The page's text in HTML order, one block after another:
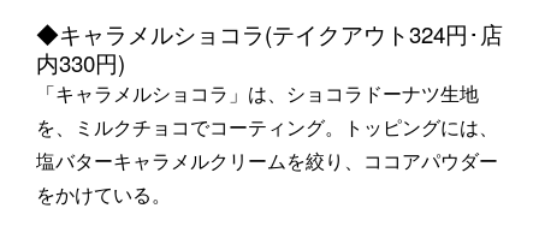
◆キャラメルショコラ(テイクアウト324円･店
内330円)
「キャラメルショコラ」は、ショコラドーナツ生地
を、ミルクチョコでコーティング。トッピングには、
塩バターキャラメルクリームを絞り、ココアパウダー
をかけている。